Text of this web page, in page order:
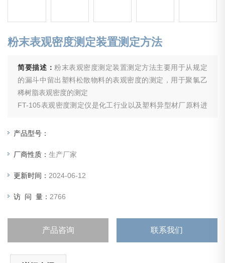
粉末表观密度测定装置测定方法
简要描述：粉末表观密度测定装置测定方法主要用于从规定
的漏斗中留出塑料松散物料的表观密度的测定，用于聚氯乙
稀树脂表观密度的测定
FT-105表观密度测定仪是化工行业以及塑料异型材厂原料进
GB/T1636等标准要求。
产品型号：
厂商性质：生产厂家
更新时间： 2024-06-12
访 问 量： 2766
产品咨询 联系我们